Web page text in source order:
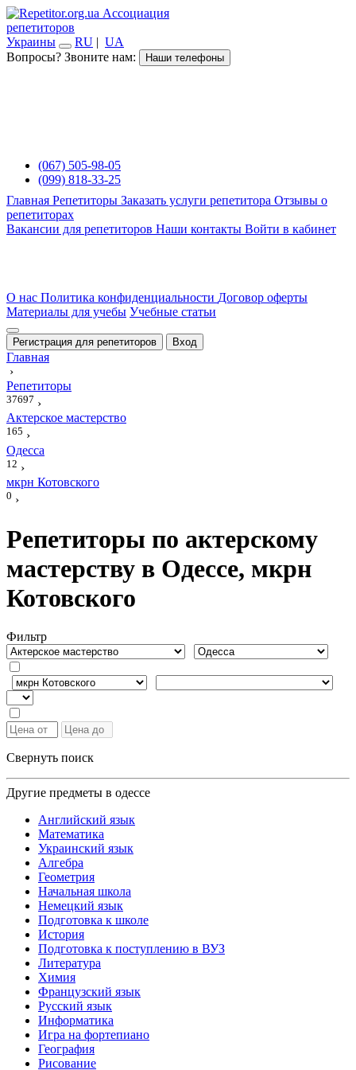
Ассоциация
репетиторов
Украины
RU | UA
Вопросы? Звоните нам:
Наши телефоны
(067) 505-98-05
(099) 818-33-25
Главная Репетиторы Заказать услуги репетитора Отзывы о
репетиторах
Вакансии для репетиторов Наши контакты Войти в кабинет
О нас Политика конфиденциальности Договор оферты
Материалы для учебы Учебные статьи
Регистрация для репетиторов Вход
Главная
›
Репетиторы
37697 ›
Актерское мастерство
165 ›
Одесса
12 ›
мкрн Котовского
0 ›
Репетиторы по актерскому
мастерству в Одессе, мкрн
Котовского
Фильтр
Свернуть поиск
Другие предметы в одессе
Английский язык
Математика
Украинский язык
Алгебра
Геометрия
Начальная школа
Немецкий язык
Подготовка к школе
История
Подготовка к поступлению в ВУЗ
Литература
Химия
Французский язык
Русский язык
Информатика
Игра на фортепиано
География
Рисование